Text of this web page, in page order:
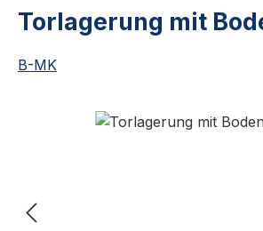
Torlagerung mit
B-MK